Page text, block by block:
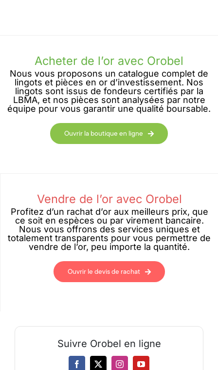
Acheter de l’or avec Orobel
Nous vous proposons un catalogue complet de
lingots et pièces en or d’investissement. Nos
lingots sont issus de fondeurs certifiés par la
LBMA, et nos pièces sont analysées par notre
équipe pour vous garantir une qualité boursable.
Ouvrir la boutique en ligne
Vendre de l’or avec Orobel
Profitez d’un rachat d’or aux meilleurs prix, que
ce soit en espèces ou par virement bancaire.
Nous vous offrons des services uniques et
totalement transparents pour vous permettre de
vendre de l’or, peu importe la quantité.
Ouvrir le devis de rachat
Suivre Orobel en ligne